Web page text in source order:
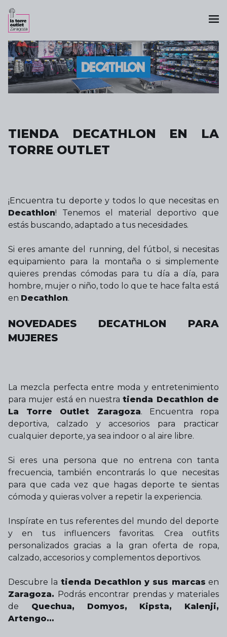
TIENDA DECATHLON EN LA
TORRE OUTLET
¡Encuentra tu deporte y todos lo que necesitas en
Decathlon! Tenemos el material deportivo que
estás buscando, adaptado a tus necesidades.
Si eres amante del running, del fútbol, si necesitas
equipamiento para la montaña o si simplemente
quieres prendas cómodas para tu día a día, para
hombre, mujer o niño, todo lo que te hace falta está
en Decathlon.
NOVEDADES DECATHLON PARA
MUJERES
La mezcla perfecta entre moda y entretenimiento
para mujer está en nuestratienda Decathlon de
La Torre Outlet Zaragoza. Encuentra ropa
deportiva, calzado y accesorios para practicar
cualquier deporte, ya sea indoor o al aire libre.
Si eres una persona que no entrena con tanta
frecuencia, también encontrarás lo que necesitas
para que cada vez que hagas deporte te sientas
cómoda y quieras volver a repetir la experiencia.
Inspírate en tus referentes del mundo del deporte
y en tus influencers favoritas. Crea outfits
personalizados gracias a la gran oferta de ropa,
calzado, accesorios y complementos deportivos.
Descubre la tienda Decathlon y sus marcas en
Zaragoza. Podrás encontrar prendas y materiales
de Quechua, Domyos, Kipsta, Kalenji,
Artengo…